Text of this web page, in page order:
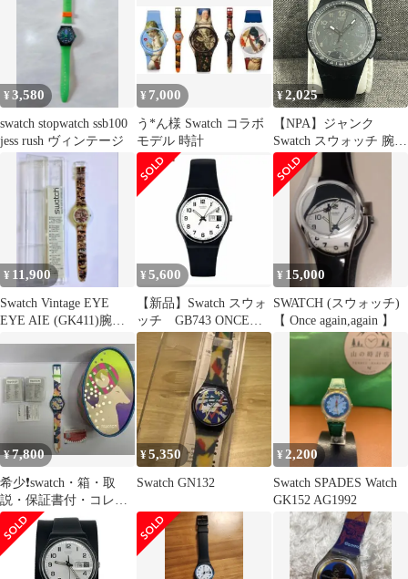
¥3,580
swatch stopwatch ssb100
jess rush ヴィンテージ
¥ 7,000
う*ん様 Swatch コラボ
モデル 時計
¥2,025
【NPA】ジャンク
Swatch スウォッチ 腕時
計 AG2011
¥ 11,900
Swatch Vintage EYE
EYE AIE (GK411)腕時
¥ 5,600
【新品】Swatch スウォ
ッチ GB743 ONCE
AGAIN
¥ 15,000
SWATCH (スウォッチ)
【 Once again,again 】
¥7,800
希少❗️swatch・箱・取
説・保証書付・コレク
ター保存品・稼働品・
ユニセックス
¥5,350
Swatch GN132
¥ 2,200
Swatch SPADES Watch
GK152 AG1992